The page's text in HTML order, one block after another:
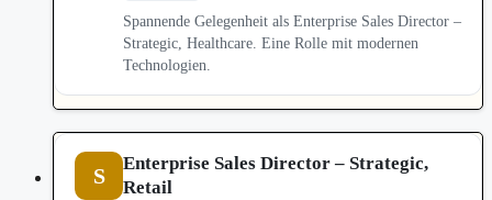
Spannende Gelegenheit als Enterprise Sales Director –
Strategic, Healthcare. Eine Rolle mit modernen
Technologien.
S
Enterprise Sales Director – Strategic,
Retail